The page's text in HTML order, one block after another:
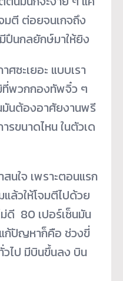
ตี ต่อยจนเกจถึง
ปืนกลยักษ์มาให้ยิง
ศซะเยอะ แบบเรา
พวกกองทัพจิ๋ว ๆ
นต้องอาศัยงานพรี
รขนาดไหน ในตัวเด
นใจ เพราะตอนแรก
ล้วให้โจมตีไปด้วย
ดี 80 เปอร์เซ็นมัน
ก้ปัญหาก็คือ ช่วงขี่
วไป มีบินขึ้นลง บิน